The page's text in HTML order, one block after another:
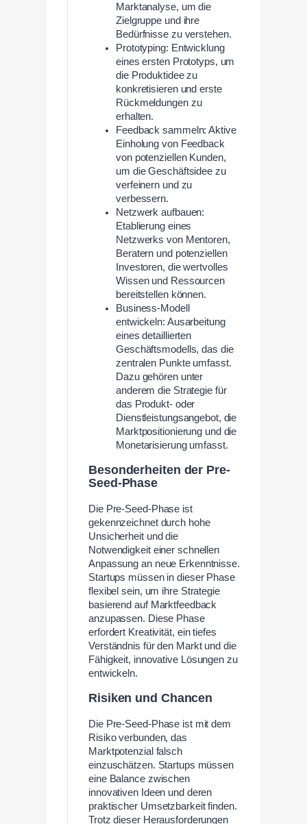
Marktanalyse, um die
Zielgruppe und ihre
Bedürfnisse zu verstehen.
Prototyping: Entwicklung
eines ersten Prototyps, um
die Produktidee zu
konkretisieren und erste
Rückmeldungen zu
erhalten.
Feedback sammeln: Aktive
Einholung von Feedback
von potenziellen Kunden,
um die Geschäftsidee zu
verfeinern und zu
verbessern.
Netzwerk aufbauen:
Etablierung eines
Netzwerks von Mentoren,
Beratern und potenziellen
Investoren, die wertvolles
Wissen und Ressourcen
bereitstellen können.
Business-Modell
entwickeln: Ausarbeitung
eines detaillierten
Geschäftsmodells, das die
zentralen Punkte umfasst.
Dazu gehören unter
anderem die Strategie für
das Produkt- oder
Dienstleistungsangebot, die
Marktpositionierung und die
Monetarisierung umfasst.
Besonderheiten der Pre-
Seed-Phase
Die Pre-Seed-Phase ist
gekennzeichnet durch hohe
Unsicherheit und die
Notwendigkeit einer schnellen
Anpassung an neue Erkenntnisse.
Startups müssen in dieser Phase
flexibel sein, um ihre Strategie
basierend auf Marktfeedback
anzupassen. Diese Phase
erfordert Kreativität, ein tiefes
Verständnis für den Markt und die
Fähigkeit, innovative Lösungen zu
entwickeln.
Risiken und Chancen
Die Pre-Seed-Phase ist mit dem
Risiko verbunden, das
Marktpotenzial falsch
einzuschätzen. Startups müssen
eine Balance zwischen
innovativen Ideen und deren
praktischer Umsetzbarkeit finden.
Trotz dieser Herausforderungen